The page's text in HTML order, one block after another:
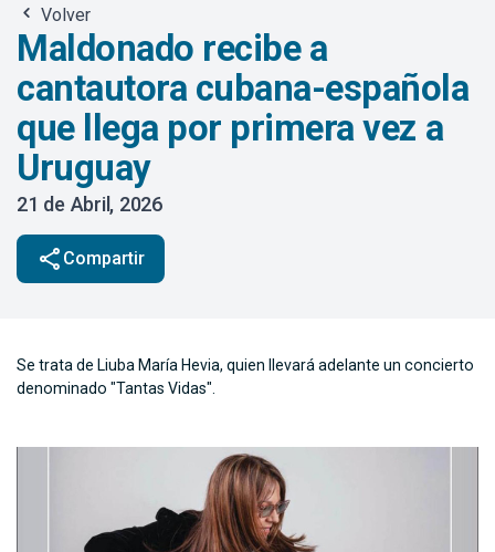
Volver
Maldonado recibe a
cantautora cubana-española
que llega por primera vez a
Uruguay
21 de Abril, 2026
share Compartir
Se trata de Liuba María Hevia, quien llevará adelante un concierto
denominado "Tantas Vidas".